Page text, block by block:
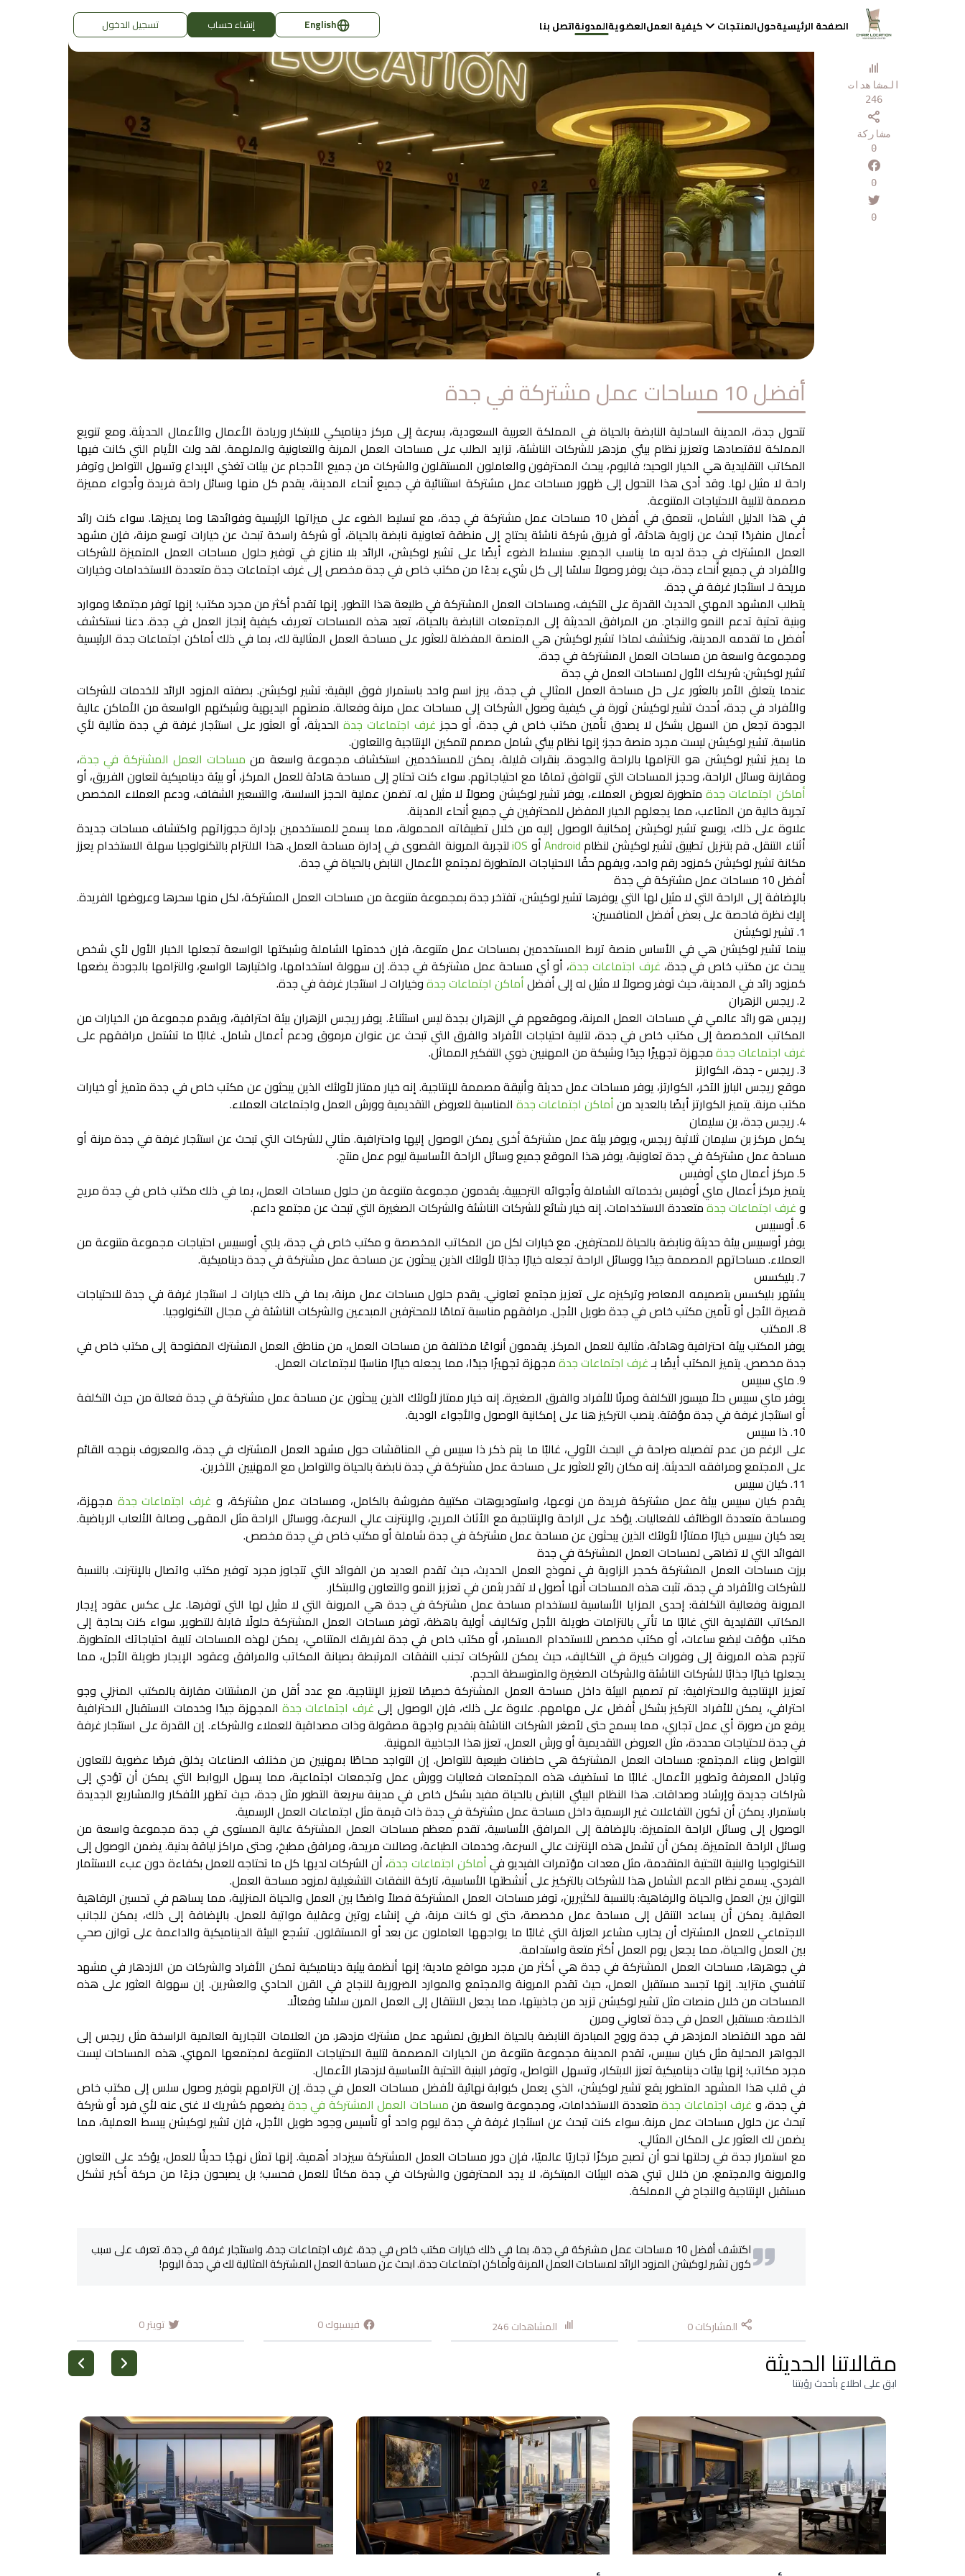
الصفحة الرئيسيةحولالمنتجات كيفية العملالعضويةالمدونةاتصل بنا English إنشاء حساب تسجيل الدخول
المشاهدات
246
مشاركة
0
0
0
أفضل 10 مساحات عمل مشتركة في جدة
تتحول جدة، المدينة الساحلية النابضة بالحياة في المملكة العربية السعودية، بسرعة إلى مركز ديناميكي للابتكار وريادة الأعمال والأعمال الحديثة. ومع تنويع
المملكة لاقتصادها وتعزيز نظام بيئي مزدهر للشركات الناشئة، تزايد الطلب على مساحات العمل المرنة والتعاونية والملهمة. لقد ولت الأيام التي كانت فيها
المكاتب التقليدية هي الخيار الوحيد؛ فاليوم، يبحث المحترفون والعاملون المستقلون والشركات من جميع الأحجام عن بيئات تغذي الإبداع وتسهل التواصل وتوفر
راحة لا مثيل لها. وقد أدى هذا التحول إلى ظهور مساحات عمل مشتركة استثنائية في جميع أنحاء المدينة، يقدم كل منها وسائل راحة فريدة وأجواء مميزة
مصممة لتلبية الاحتياجات المتنوعة.
في هذا الدليل الشامل، نتعمق في أفضل 10 مساحات عمل مشتركة في جدة، مع تسليط الضوء على ميزاتها الرئيسية وفوائدها وما يميزها. سواء كنت رائد
أعمال منفردًا تبحث عن زاوية هادئة، أو فريق شركة ناشئة يحتاج إلى منطقة تعاونية نابضة بالحياة، أو شركة راسخة تبحث عن خيارات توسع مرنة، فإن مشهد
العمل المشترك في جدة لديه ما يناسب الجميع. سنسلط الضوء أيضًا على تشير لوكيشن، الرائد بلا منازع في توفير حلول مساحات العمل المتميزة للشركات
والأفراد في جميع أنحاء جدة، حيث يوفر وصولاً سلسًا إلى كل شيء بدءًا منمكتب خاص في جدةمخصص إلىغرف اجتماعات جدةمتعددة الاستخدامات وخيارات
مريحة لـاستئجار غرفة في جدة.
يتطلب المشهد المهني الحديث القدرة على التكيف، ومساحات العمل المشتركة في طليعة هذا التطور. إنها تقدم أكثر من مجرد مكتب؛ إنها توفر مجتمعًا وموارد
وبنية تحتية تدعم النمو والنجاح. من المرافق الحديثة إلى المجتمعات النابضة بالحياة، تعيد هذه المساحات تعريف كيفية إنجاز العمل في جدة. دعنا نستكشف
أفضل ما تقدمه المدينة، ونكتشف لماذا تشير لوكيشن هي المنصة المفضلة للعثور على مساحة العمل المثالية لك، بما في ذلكأماكن اجتماعات جدة الرئيسية
ومجموعة واسعة منمساحات العمل المشتركة في جدة.
تشير لوكيشن: شريكك الأول لمساحات العمل في جدة
عندما يتعلق الأمر بالعثور على حل مساحة العمل المثالي في جدة، يبرز اسم واحد باستمرار فوق البقية: تشير لوكيشن. بصفته المزود الرائد للخدمات للشركات
والأفراد في جدة، أحدث تشير لوكيشن ثورة في كيفية وصول الشركات إلى مساحات عمل مرنة وفعالة. منصتهم البديهية وشبكتهم الواسعة من الأماكن عالية
الجودة تجعل من السهل بشكل لا يصدق تأمين مكتب خاص في جدة، أو حجز غرف اجتماعات جدةالحديثة، أو العثور على استئجار غرفة في جدة مثالية لأي
مناسبة. تشير لوكيشن ليست مجرد منصة حجز؛ إنها نظام بيئي شامل مصمم لتمكين الإنتاجية والتعاون.
ما يميز تشير لوكيشن هو التزامها بالراحة والجودة. بنقرات قليلة، يمكن للمستخدمين استكشاف مجموعة واسعة من مساحات العمل المشتركة في جدة،
ومقارنة وسائل الراحة، وحجز المساحات التي تتوافق تمامًا مع احتياجاتهم. سواء كنت تحتاج إلى مساحة هادئة للعمل المركز، أو بيئة ديناميكية لتعاون الفريق، أو
أماكن اجتماعات جدةمتطورة لعروض العملاء، يوفر تشير لوكيشن وصولاً لا مثيل له. تضمن عملية الحجز السلسة، والتسعير الشفاف، ودعم العملاء المخصص
تجربة خالية من المتاعب، مما يجعلهم الخيار المفضل للمحترفين في جميع أنحاء المدينة.
علاوة على ذلك، يوسع تشير لوكيشن إمكانية الوصول إليه من خلال تطبيقاته المحمولة، مما يسمح للمستخدمين بإدارة حجوزاتهم واكتشاف مساحات جديدة
أثناء التنقل. قم بتنزيل تطبيق تشير لوكيشن لنظامAndroidأو iOSلتجربة المرونة القصوى في إدارة مساحة العمل. هذا الالتزام بالتكنولوجيا سهلة الاستخدام يعزز
مكانة تشير لوكيشن كمزود رقم واحد، ويفهم حقًا الاحتياجات المتطورة لمجتمع الأعمال النابض بالحياة في جدة.
أفضل 10 مساحات عمل مشتركة في جدة
بالإضافة إلى الراحة التي لا مثيل لها التي يوفرها تشير لوكيشن، تفتخر جدة بمجموعة متنوعة من مساحات العمل المشتركة، لكل منها سحرها وعروضها الفريدة.
إليك نظرة فاحصة على بعض أفضل المنافسين:
1. تشير لوكيشن
بينما تشير لوكيشن هي في الأساس منصة تربط المستخدمين بمساحات عمل متنوعة، فإن خدمتها الشاملة وشبكتها الواسعة تجعلها الخيار الأول لأي شخص
يبحث عن مكتب خاص في جدة، غرف اجتماعات جدة، أو أي مساحة عمل مشتركة في جدة. إن سهولة استخدامها، واختيارها الواسع، والتزامها بالجودة يضعها
كمزود رائد في المدينة، حيث توفر وصولاً لا مثيل له إلى أفضلأماكن اجتماعات جدةوخيارات لـاستئجار غرفة في جدة.
2. ريجس الزهران
ريجس هو رائد عالمي في مساحات العمل المرنة، وموقعهم في الزهران بجدة ليس استثناءً. يوفر ريجس الزهران بيئة احترافية، ويقدم مجموعة من الخيارات من
المكاتب المخصصة إلىمكتب خاص في جدة، لتلبية احتياجات الأفراد والفرق التي تبحث عن عنوان مرموق ودعم أعمال شامل. غالبًا ما تشتمل مرافقهم على
غرف اجتماعات جدةمجهزة تجهيزًا جيدًا وشبكة من المهنيين ذوي التفكير المماثل.
3. ريجس - جدة، الكوارتز
موقع ريجس البارز الآخر، الكوارتز، يوفر مساحات عمل حديثة وأنيقة مصممة للإنتاجية. إنه خيار ممتاز لأولئك الذين يبحثون عن مكتب خاص في جدةمتميز أو خيارات
مكتب مرنة. يتميز الكوارتز أيضًا بالعديد منأماكن اجتماعات جدة المناسبة للعروض التقديمية وورش العمل واجتماعات العملاء.
4. ريجس جدة، بن سليمان
يكمل مركز بن سليمان ثلاثية ريجس، ويوفر بيئة عمل مشتركة أخرى يمكن الوصول إليها واحترافية. مثالي للشركات التي تبحث عن استئجار غرفة في جدةمرنة أو
مساحة عمل مشتركة في جدةتعاونية، يوفر هذا الموقع جميع وسائل الراحة الأساسية ليوم عمل منتج.
5. مركز أعمال ماي أوفيس
يتميز مركز أعمال ماي أوفيس بخدماته الشاملة وأجوائه الترحيبية. يقدمون مجموعة متنوعة من حلول مساحات العمل، بما في ذلكمكتب خاص في جدةمريح
وغرف اجتماعات جدةمتعددة الاستخدامات. إنه خيار شائع للشركات الناشئة والشركات الصغيرة التي تبحث عن مجتمع داعم.
6. أوسبيس
يوفر أوسبيس بيئة حديثة ونابضة بالحياة للمحترفين. مع خيارات لكل من المكاتب المخصصة ومكتب خاص في جدة، يلبي أوسبيس احتياجات مجموعة متنوعة من
العملاء. مساحاتهم المصممة جيدًا ووسائل الراحة تجعله خيارًا جذابًا لأولئك الذين يبحثون عنمساحة عمل مشتركة في جدةديناميكية.
7. بليكسس
يشتهر بليكسس بتصميمه المعاصر وتركيزه على تعزيز مجتمع تعاوني. يقدم حلول مساحات عمل مرنة، بما في ذلك خيارات لـ استئجار غرفة في جدةللاحتياجات
قصيرة الأجل أو تأمينمكتب خاص في جدةطويل الأجل. مرافقهم مناسبة تمامًا للمحترفين المبدعين والشركات الناشئة في مجال التكنولوجيا.
8. المكتب
يوفر المكتب بيئة احترافية وهادئة، مثالية للعمل المركز. يقدمون أنواعًا مختلفة من مساحات العمل، من مناطق العمل المشترك المفتوحة إلىمكتب خاص في
جدةمخصص. يتميز المكتب أيضًا بـغرف اجتماعات جدةمجهزة تجهيزًا جيدًا، مما يجعله خيارًا مناسبًا لاجتماعات العمل.
9. ماي سبيس
يوفر ماي سبيس حلاً ميسور التكلفة ومرنًا للأفراد والفرق الصغيرة. إنه خيار ممتاز لأولئك الذين يبحثون عنمساحة عمل مشتركة في جدة فعالة من حيث التكلفة
أو استئجار غرفة في جدةمؤقتة. ينصب التركيز هنا على إمكانية الوصول والأجواء الودية.
10. ذا سبيس
على الرغم من عدم تفصيله صراحة في البحث الأولي، غالبًا ما يتم ذكر ذا سبيس في المناقشات حول مشهد العمل المشترك في جدة، والمعروف بنهجه القائم
على المجتمع ومرافقه الحديثة. إنه مكان رائع للعثور علىمساحة عمل مشتركة في جدةنابضة بالحياة والتواصل مع المهنيين الآخرين.
11. كيان سبيس
يقدم كيان سبيس بيئة عمل مشتركة فريدة من نوعها، واستوديوهات مكتبية مفروشة بالكامل، ومساحات عمل مشتركة، و غرف اجتماعات جدة مجهزة،
ومساحة متعددة الوظائف للفعاليات. يؤكد على الراحة والإنتاجية مع الأثاث المريح، والإنترنت عالي السرعة، ووسائل الراحة مثل المقهى وصالة الألعاب الرياضية.
يعد كيان سبيس خيارًا ممتازًا لأولئك الذين يبحثون عنمساحة عمل مشتركة في جدةشاملة أومكتب خاص في جدةمخصص.
الفوائد التي لا تضاهى لمساحات العمل المشتركة في جدة
برزت مساحات العمل المشتركة كحجر الزاوية في نموذج العمل الحديث، حيث تقدم العديد من الفوائد التي تتجاوز مجرد توفير مكتب واتصال بالإنترنت. بالنسبة
للشركات والأفراد في جدة، تثبت هذه المساحات أنها أصول لا تقدر بثمن في تعزيز النمو والتعاون والابتكار.
المرونة وفعالية التكلفة: إحدى المزايا الأساسية لاستخدام مساحة عمل مشتركة في جدة هي المرونة التي لا مثيل لها التي توفرها. على عكس عقود إيجار
المكاتب التقليدية التي غالبًا ما تأتي بالتزامات طويلة الأجل وتكاليف أولية باهظة، توفر مساحات العمل المشتركة حلولًا قابلة للتطوير. سواء كنت بحاجة إلى
مكتب مؤقت لبضع ساعات، أو مكتب مخصص للاستخدام المستمر، أو مكتب خاص في جدةلفريقك المتنامي، يمكن لهذه المساحات تلبية احتياجاتك المتطورة.
تترجم هذه المرونة إلى وفورات كبيرة في التكاليف، حيث يمكن للشركات تجنب النفقات المرتبطة بصيانة المكاتب والمرافق وعقود الإيجار طويلة الأجل، مما
يجعلها خيارًا جذابًا للشركات الناشئة والشركات الصغيرة والمتوسطة الحجم.
تعزيز الإنتاجية والاحترافية: تم تصميم البيئة داخل مساحة العمل المشتركة خصيصًا لتعزيز الإنتاجية. مع عدد أقل من المشتتات مقارنة بالمكتب المنزلي وجو
احترافي، يمكن للأفراد التركيز بشكل أفضل على مهامهم. علاوة على ذلك، فإن الوصول إلى غرف اجتماعات جدةالمجهزة جيدًا وخدمات الاستقبال الاحترافية
يرفع من صورة أي عمل تجاري، مما يسمح حتى لأصغر الشركات الناشئة بتقديم واجهة مصقولة وذات مصداقية للعملاء والشركاء. إن القدرة على استئجار غرفة
في جدةلاحتياجات محددة، مثل العروض التقديمية أو ورش العمل، تعزز هذا الجاذبية المهنية.
التواصل وبناء المجتمع:مساحات العمل المشتركة هي حاضنات طبيعية للتواصل. إن التواجد محاطًا بمهنيين من مختلف الصناعات يخلق فرصًا عضوية للتعاون
وتبادل المعرفة وتطوير الأعمال. غالبًا ما تستضيف هذه المجتمعات فعاليات وورش عمل وتجمعات اجتماعية، مما يسهل الروابط التي يمكن أن تؤدي إلى
شراكات جديدة وإرشاد وصداقات. هذا النظام البيئي النابض بالحياة مفيد بشكل خاص في مدينة سريعة التطور مثل جدة، حيث تظهر الأفكار والمشاريع الجديدة
باستمرار. يمكن أن تكون التفاعلات غير الرسمية داخلمساحة عمل مشتركة في جدةذات قيمة مثل اجتماعات العمل الرسمية.
الوصول إلى وسائل الراحة المتميزة: بالإضافة إلى المرافق الأساسية، تقدم معظم مساحات العمل المشتركة عالية المستوى في جدة مجموعة واسعة من
وسائل الراحة المتميزة. يمكن أن تشمل هذه الإنترنت عالي السرعة، وخدمات الطباعة، وصالات مريحة، ومرافق مطبخ، وحتى مراكز لياقة بدنية. يضمن الوصول إلى
التكنولوجيا والبنية التحتية المتقدمة، مثل معدات مؤتمرات الفيديو فيأماكن اجتماعات جدة، أن الشركات لديها كل ما تحتاجه للعمل بكفاءة دون عبء الاستثمار
الفردي. يسمح نظام الدعم الشامل هذا للشركات بالتركيز على أنشطتها الأساسية، تاركة النفقات التشغيلية لمزود مساحة العمل.
التوازن بين العمل والحياة والرفاهية:بالنسبة للكثيرين، توفر مساحات العمل المشتركة فصلاً واضحًا بين العمل والحياة المنزلية، مما يساهم في تحسين الرفاهية
العقلية. يمكن أن يساعد التنقل إلى مساحة عمل مخصصة، حتى لو كانت مرنة، في إنشاء روتين وعقلية مواتية للعمل. بالإضافة إلى ذلك، يمكن للجانب
الاجتماعي للعمل المشترك أن يحارب مشاعر العزلة التي غالبًا ما يواجهها العاملون عن بعد أو المستقلون. تشجع البيئة الديناميكية والداعمة على توازن صحي
بين العمل والحياة، مما يجعل يوم العمل أكثر متعة واستدامة.
في جوهرها، مساحات العمل المشتركة في جدة هي أكثر من مجرد مواقع مادية؛ إنها أنظمة بيئية ديناميكية تمكن الأفراد والشركات من الازدهار في مشهد
تنافسي متزايد. إنها تجسد مستقبل العمل، حيث تقدم المرونة والمجتمع والموارد الضرورية للنجاح في القرن الحادي والعشرين. إن سهولة العثور على هذه
المساحات من خلال منصات مثل تشير لوكيشن تزيد من جاذبيتها، مما يجعل الانتقال إلى العمل المرن سلسًا وفعالًا.
الخلاصة: مستقبل العمل في جدة تعاوني ومرن
لقد مهد الاقتصاد المزدهر في جدة وروح المبادرة النابضة بالحياة الطريق لمشهد عمل مشترك مزدهر. من العلامات التجارية العالمية الراسخة مثل ريجس إلى
الجواهر المحلية مثل كيان سبيس، تقدم المدينة مجموعة متنوعة من الخيارات المصممة لتلبية الاحتياجات المتنوعة لمجتمعها المهني. هذه المساحات ليست
مجرد مكاتب؛ إنها بيئات ديناميكية تعزز الابتكار، وتسهل التواصل، وتوفر البنية التحتية الأساسية لازدهار الأعمال.
في قلب هذا المشهد المتطور يقع تشير لوكيشن، الذي يعمل كبوابة نهائية لأفضل مساحات العمل في جدة. إن التزامهم بتوفير وصول سلس إلى مكتب خاص
في جدة، و غرف اجتماعات جدةمتعددة الاستخدامات، ومجموعة واسعة منمساحات العمل المشتركة في جدةيضعهم كشريك لا غنى عنه لأي فرد أو شركة
تبحث عن حلول مساحات عمل مرنة. سواء كنت تبحث عن استئجار غرفة في جدة ليوم واحد أو تأسيس وجود طويل الأجل، فإن تشير لوكيشن يبسط العملية، مما
يضمن لك العثور على المكان المثالي.
مع استمرار جدة في رحلتها نحو أن تصبح مركزًا تجاريًا عالميًا، فإن دور مساحات العمل المشتركة سيزداد أهمية. إنها تمثل نهجًا حديثًا للعمل، يؤكد على التعاون
والمرونة والمجتمع. من خلال تبني هذه البيئات المبتكرة، لا يجد المحترفون والشركات في جدة مكانًا للعمل فحسب؛ بل يصبحون جزءًا من حركة أكبر تشكل
مستقبل الإنتاجية والنجاح في المملكة.
اكتشف أفضل 10 مساحات عمل مشتركة في جدة، بما في ذلك خيارات مكتب خاص في جدة، غرف اجتماعات جدة، واستئجار غرفة في جدة. تعرف على سبب
كون تشير لوكيشن المزود الرائد لمساحات العمل المرنة وأماكن اجتماعات جدة. ابحث عن مساحة العمل المشتركة المثالية لك في جدة اليوم!
المشاركات0 المشاهدات246 فيسبوك0 تويتر0
مقالاتنا الحديثة
ابق على اطلاع بأحدث رؤيتنا